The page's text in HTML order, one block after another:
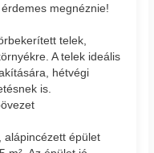
megnéznie!
telek,
A telek ideális
hétvégi
is.
alápincézett épület